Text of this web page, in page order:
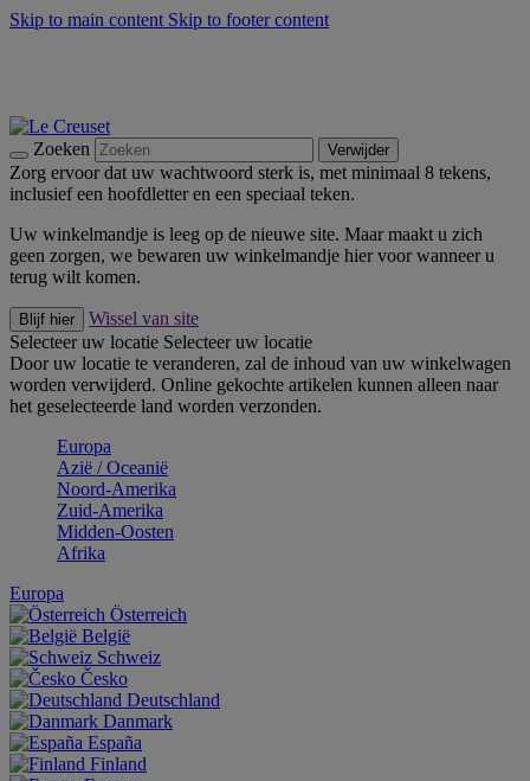
Skip to main content Skip to footer content
Zoeken Verwijder
Zorg ervoor dat uw wachtwoord sterk is, met minimaal 8 tekens,
inclusief een hoofdletter en een speciaal teken.
Uw winkelmandje is leeg op de nieuwe site. Maar maakt u zich
geen zorgen, we bewaren uw winkelmandje hier voor wanneer u
terug wilt komen.
Blijf hier
Wissel van site
Selecteer uw locatie Selecteer uw locatie
Door uw locatie te veranderen, zal de inhoud van uw winkelwagen
worden verwijderd. Online gekochte artikelen kunnen alleen naar
het geselecteerde land worden verzonden.
Europa
Aziё / Oceaniё
Noord-Amerika
Zuid-Amerika
Midden-Oosten
Afrika
Europa
Österreich
België
Schweiz
Česko
Deutschland
Danmark
España
Finland